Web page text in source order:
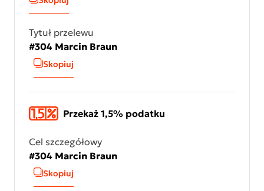
Tytuł przelewu
#304 Marcin Braun
Skopiuj
Przekaż 1,5% podatku
Cel szczegółowy
#304 Marcin Braun
Skopiuj